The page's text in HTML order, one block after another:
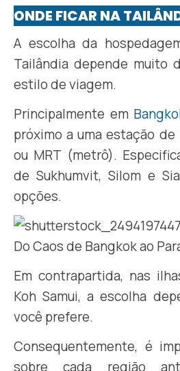
ONDE FICAR NA
A escolha da
Tailândia depende muito
estilo de viagem.
Principalmente em
próximo a uma estação
ou MRT (metrô).
de Sukhumvit, Silom e
opções.
Em contrapartida, nas
Koh Samui, a escolha
você prefere.
Consequentemente, é
sobre cada região